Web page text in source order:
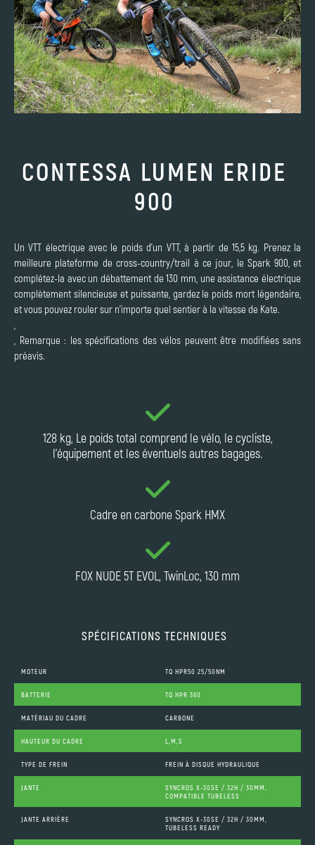
CONTESSA LUMEN ERIDE
900
Un VTT électrique avec le poids d'un VTT, à partir de 15,5 kg. Prenez la
meilleure plateforme de cross-country/trail à ce jour, le Spark 900, et
complétez-la avec un débattement de 130 mm, une assistance électrique
complètement silencieuse et puissante, gardez le poids mort légendaire,
et vous pouvez rouler sur n'importe quel sentier à la vitesse de Kate.
, Remarque : les spécifications des vélos peuvent être modifiées sans
préavis.
128 kg, Le poids total comprend le vélo, le cycliste,
l'équipement et les éventuels autres bagages.
Cadre en carbone Spark HMX
FOX NUDE 5T EVOL, TwinLoc, 130 mm
SPÉCIFICATIONS TECHNIQUES
MOTEUR TQ HPR50 25/50NM
BATTERIE TQ HPR 360
MATÉRIAU DU CADRE CARBONE
HAUTEUR DU CADRE L,M,S
TYPE DE FREIN FREIN À DISQUE HYDRAULIQUE
JANTE
SYNCROS X-30SE / 32H / 30MM,
COMPATIBLE TUBELESS
JANTE ARRIÈRE
SYNCROS X-30SE / 32H / 30MM,
TUBELESS READY